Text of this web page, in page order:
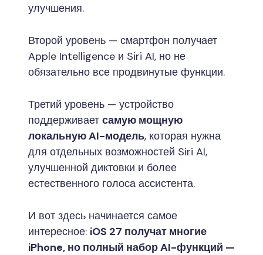
улучшения.
Второй уровень — смартфон получает
Apple Intelligence и Siri AI, но не
обязательно все продвинутые функции.
Третий уровень — устройство
поддерживает самую мощную
локальную AI-модель, которая нужна
для отдельных возможностей Siri AI,
улучшенной диктовки и более
естественного голоса ассистента.
И вот здесь начинается самое
интересное: iOS 27 получат многие
iPhone, но полный набор AI-функций —